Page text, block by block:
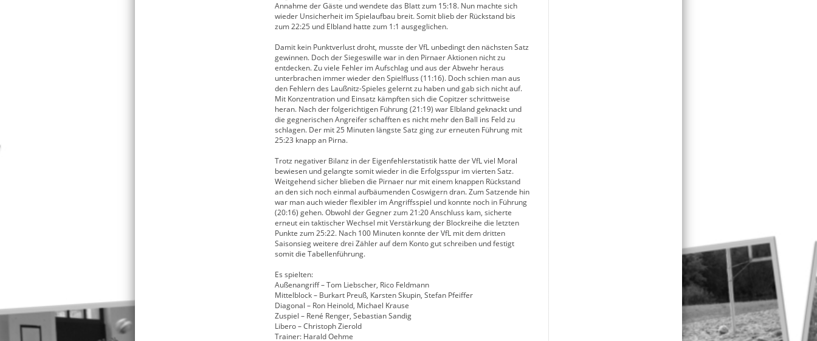
Annahme der Gäste und wendete das Blatt zum 15:18. Nun machte sich
wieder Unsicherheit im Spielaufbau breit. Somit blieb der Rückstand bis
zum 22:25 und Elbland hatte zum 1:1 ausgeglichen.
Damit kein Punktverlust droht, musste der VfL unbedingt den nächsten Satz
gewinnen. Doch der Siegeswille war in den Pirnaer Aktionen nicht zu
entdecken. Zu viele Fehler im Aufschlag und aus der Abwehr heraus
unterbrachen immer wieder den Spielfluss (11:16). Doch schien man aus
den Fehlern des Laußnitz-Spieles gelernt zu haben und gab sich nicht auf.
Mit Konzentration und Einsatz kämpften sich die Copitzer schrittweise
heran. Nach der folgerichtigen Führung (21:19) war Elbland geknackt und
die gegnerischen Angreifer schafften es nicht mehr den Ball ins Feld zu
schlagen. Der mit 25 Minuten längste Satz ging zur erneuten Führung mit
25:23 knapp an Pirna.
Trotz negativer Bilanz in der Eigenfehlerstatistik hatte der VfL viel Moral
bewiesen und gelangte somit wieder in die Erfolgsspur im vierten Satz.
Weitgehend sicher blieben die Pirnaer nur mit einem knappen Rückstand
an den sich noch einmal aufbäumenden Coswigern dran. Zum Satzende hin
war man auch wieder flexibler im Angriffsspiel und konnte noch in Führung
(20:16) gehen. Obwohl der Gegner zum 21:20 Anschluss kam, sicherte
erneut ein taktischer Wechsel mit Verstärkung der Blockreihe die letzten
Punkte zum 25:22. Nach 100 Minuten konnte der VfL mit dem dritten
Saisonsieg weitere drei Zähler auf dem Konto gut schreiben und festigt
somit die Tabellenführung.
Es spielten:
Außenangriff – Tom Liebscher, Rico Feldmann
Mittelblock – Burkart Preuß, Karsten Skupin, Stefan Pfeiffer
Diagonal – Ron Heinold, Michael Krause
Zuspiel – René Renger, Sebastian Sandig
Libero – Christoph Zierold
Trainer: Harald Oehme